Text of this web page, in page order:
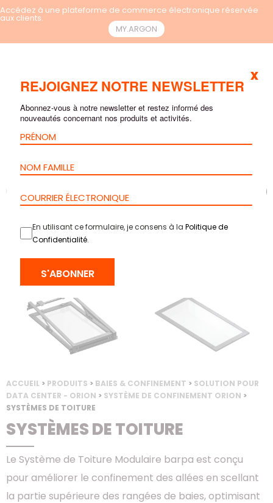
Accédez à une plateforme de commerce électronique réservée
aux clients.
MY.ARGON
ACCUEIL > PRODUITS > BAIES & CONFINEMENT > SOLUTION POUR
DATA CENTER - ORION > SYSTÈME DE CONFINEMENT ORION >
SYSTÈMES DE TOITURE
SYSTÈMES DE TOITURE
Le Système de Toiture Modulaire barpa est conçu
pour améliorer le confinement des allées en scellant
la partie supérieure des rangées de baies, optimisant
REJOIGNEZ NOTRE NEWSLETTER
Abonnez-vous à notre newsletter et restez informé des
nouveautés concernant nos produits et activités.
En utilisant ce formulaire, je consens à la Politique de
Confidentialité.
S'ABONNER
x